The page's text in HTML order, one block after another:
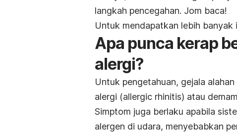
langkah pencegahan. Jom baca!
Untuk mendapatkan lebih
Apa punca kerap
alergi?
Untuk pengetahuan, gejala
alergi (allergic rhinitis) atau
Simptom juga berlaku apabila
alergen di udara, menyebabkan